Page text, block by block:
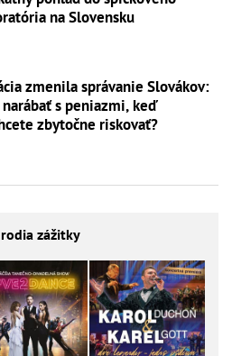
na Slovensku
zmenila správanie Slovákov:
s peniazmi, keď
zbytočne riskovať?
rodia zážitky